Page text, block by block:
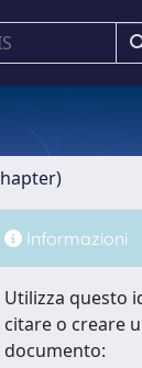
Informazioni
Utilizza questo
citare o creare
documento: